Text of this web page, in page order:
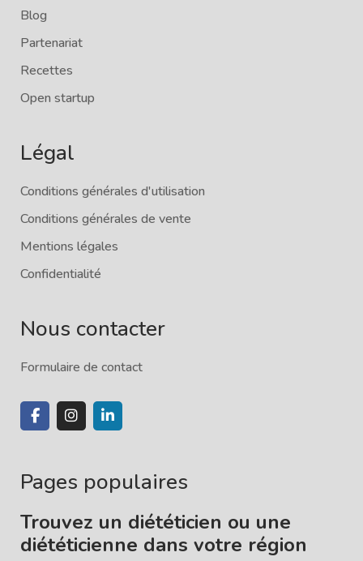
Blog
Partenariat
Recettes
Open startup
Légal
Conditions générales d'utilisation
Conditions générales de vente
Mentions légales
Confidentialité
Nous contacter
Formulaire de contact
Pages populaires
Trouvez un diététicien ou une
diététicienne dans votre région